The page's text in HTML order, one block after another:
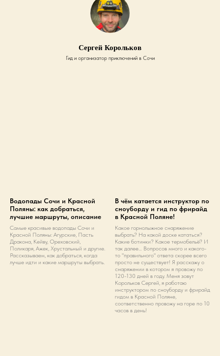
Сергей Корольков
Гид и организатор приключений в Сочи
Водопады Сочи и Красной
Поляны: как добраться,
лучшие маршруты, описание
Самые красивые водопады Сочи и
Красной Поляны: Агурские, Пасть
Дракона, Кейву, Ореховский,
Поликаря, Ажек, Хрустальный и другие.
Рассказываем, как добраться, когда
лучше идти и какие маршруты выбрать.
В чём катается инструктор по
сноуборду и гид по фрирайд
в Красной Поляне!
Какое горнолыжное снаряжение
выбрать? На какой доске кататься?
Какие ботинки? Какое термобельё? И
так далее… Вопросов много и какого-
то "правильного" ответа скорее всего
просто не существует! Я расскажу о
снаряжении в котором я провожу по
120-130 дней в году. Меня зовут
Корольков Сергей, я работаю
инструктором по сноуборду и фрирайд
гидом в Красной Поляне,
соответственно провожу на горе по 10
часов в день!